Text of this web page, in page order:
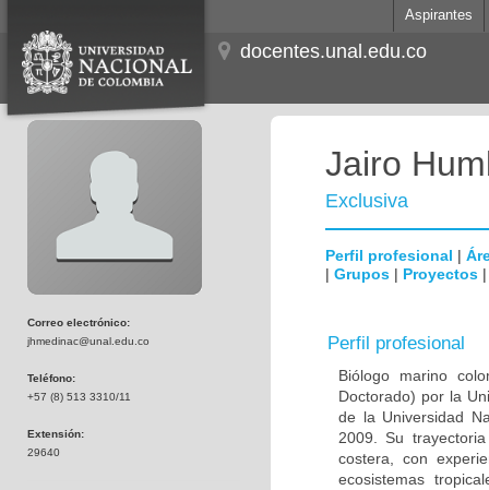
Aspirantes
docentes.unal.edu.co
Correo electrónico:
jhmedinac@unal.edu.co
Teléfono:
+57 (8) 513 3310/11
Extensión:
29640
Jairo
Exclusiva
Perfil profesional |
| Grupos | Proyectos
Perfil profesional
Biólogo marino
Doctorado) por la
de la Universidad
2009. Su
costera, con
ecosistemas